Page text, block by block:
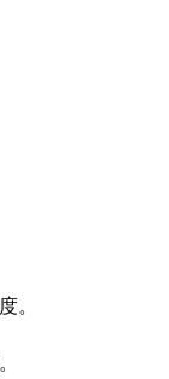
。